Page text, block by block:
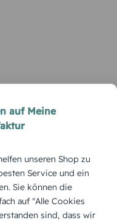
auf Meine
unseren Shop zu
Service und ein
Sie können die
auf "Alle Cookies
sind, dass wir